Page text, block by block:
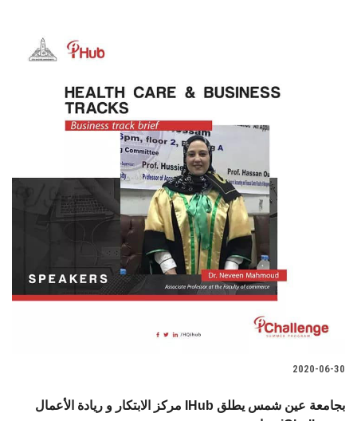
تواصل معنا
هيئة التدريس
الخريجين
2020-06-30
مركز الابتكار و ريادة الأعمال IHub بجامعة عين شمس يطلق